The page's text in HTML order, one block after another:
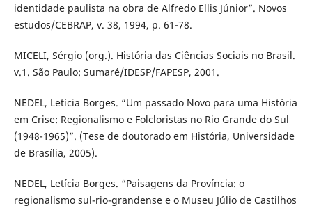
identidade paulista na obra de Alfredo Ellis Júnior”. Novos
estudos/CEBRAP, v. 38, 1994, p. 61-78.
MICELI, Sérgio (org.). História das Ciências Sociais no Brasil.
v.1. São Paulo: Sumaré/IDESP/FAPESP, 2001.
NEDEL, Letícia Borges. “Um passado Novo para uma História
em Crise: Regionalismo e Folcloristas no Rio Grande do Sul
(1948-1965)”. (Tese de doutorado em História, Universidade
de Brasília, 2005).
NEDEL, Letícia Borges. “Paisagens da Província: o
regionalismo sul-rio-grandense e o Museu Júlio de Castilhos